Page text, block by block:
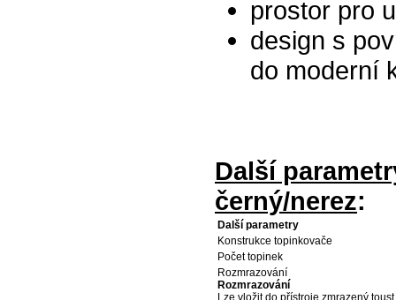
prostor pro
design s
do moderní
Další
černý/nerez:
Další parametry
Konstrukce topinkovače
Počet topinek
Rozmrazování
Rozmrazování
Lze vložit do přístroje zmrazený